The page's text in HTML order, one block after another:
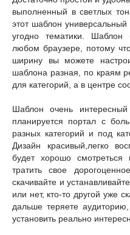
выполненный в светлых
этот шаблон
угодно тематики. Шаблон
любом браузере, потому
ширину вы можете
шаблона разная, по краям
для категорий, а в центре
Шаблон очень
планируется портал с
разных категорий и под
Дизайн красивый,легко
будет хорошо
тратить свое
скачивайте и
или нет, кто-то другой уже
дальше теряете
установить реально